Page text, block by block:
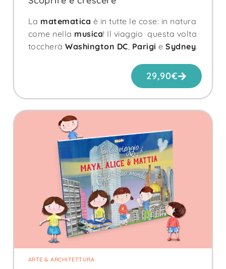
La matematica è in tutte le cose: in natura
come nella musica! Il viaggio questa volta
toccherà Washington DC, Parigi e Sydney.
29,90€
ARTE & ARCHITETTURA